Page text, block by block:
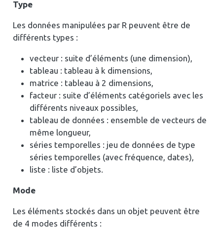
Type
Les données manipulées par R peuvent être de
différents types :
vecteur : suite d’éléments (une dimension),
tableau : tableau à k dimensions,
matrice : tableau à 2 dimensions,
facteur : suite d’éléments catégoriels avec les
différents niveaux possibles,
tableau de données : ensemble de vecteurs de
même longueur,
séries temporelles : jeu de données de type
séries temporelles (avec fréquence, dates),
liste : liste d’objets.
Mode
Les éléments stockés dans un objet peuvent être
de 4 modes différents :